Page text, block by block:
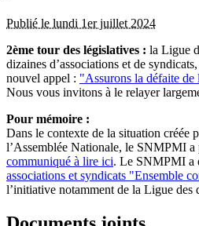
Publié le lundi 1er juillet 2024
2ème tour des législatives : la Ligue
dizaines d’associations et de
nouvel appel : "Assurons la défaite
Nous vous invitons à le relayer
Pour mémoire :
Dans le contexte de la situation créée
l’Assemblée Nationale, le SNMPMI
communiqué à lire ici. Le SNMPMI a
associations et syndicats "Ensemble
l’initiative notamment de la Ligue des